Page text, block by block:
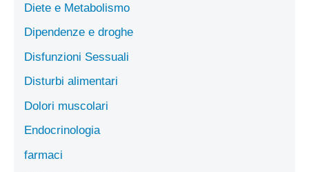
Diete e Metabolismo
Dipendenze e droghe
Disfunzioni Sessuali
Disturbi alimentari
Dolori muscolari
Endocrinologia
farmaci